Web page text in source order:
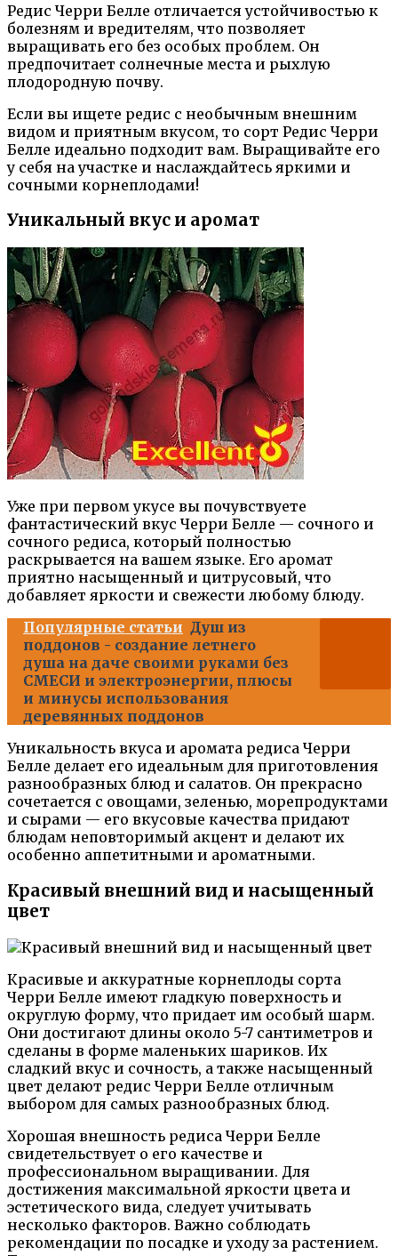
Редис Черри Белле отличается устойчивостью к
болезням и вредителям, что позволяет
выращивать его без особых проблем. Он
предпочитает солнечные места и рыхлую
плодородную почву.
Если вы ищете редис с необычным внешним
видом и приятным вкусом, то сорт Редис Черри
Белле идеально подходит вам. Выращивайте его
у себя на участке и наслаждайтесь яркими и
сочными корнеплодами!
Уникальный вкус и аромат
Уже при первом укусе вы почувствуете
фантастический вкус Черри Белле — сочного и
сочного редиса, который полностью
раскрывается на вашем языке. Его аромат
приятно насыщенный и цитрусовый, что
добавляет яркости и свежести любому блюду.
Популярные статьи Душ из
поддонов - создание летнего
душа на даче своими руками без
СМЕСИ и электроэнергии, плюсы
и минусы использования
деревянных поддонов
Уникальность вкуса и аромата редиса Черри
Белле делает его идеальным для приготовления
разнообразных блюд и салатов. Он прекрасно
сочетается с овощами, зеленью, морепродуктами
и сырами — его вкусовые качества придают
блюдам неповторимый акцент и делают их
особенно аппетитными и ароматными.
Красивый внешний вид и насыщенный
цвет
Красивые и аккуратные корнеплоды сорта
Черри Белле имеют гладкую поверхность и
округлую форму, что придает им особый шарм.
Они достигают длины около 5-7 сантиметров и
сделаны в форме маленьких шариков. Их
сладкий вкус и сочность, а также насыщенный
цвет делают редис Черри Белле отличным
выбором для самых разнообразных блюд.
Хорошая внешность редиса Черри Белле
свидетельствует о его качестве и
профессиональном выращивании. Для
достижения максимальной яркости цвета и
эстетического вида, следует учитывать
несколько факторов. Важно соблюдать
рекомендации по посадке и уходу за растением.